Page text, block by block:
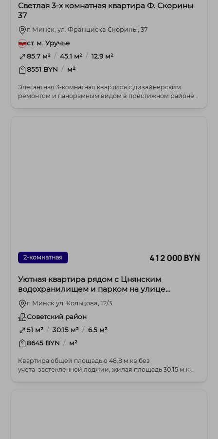
Светлая 3-х комнатная квартира Ф. Скорины
37
г. Минск, ул. Франциска Скорины, 37
ст. м. Уручье
85.7 м² / 45.1 м² / 12.9 м²
8551 BYN / м²
Элегантная 3-комнатная квартира с дизайнерским
ремонтом и панорамным видом в престижном районе
2-комнатная 412 000 BYN
Уютная квартира рядом с Цнянским
водохранилищем и парком на улице
Кольцова
г. Минск ул. Кольцова, 12/3
Советский район
51 м² / 30.15 м² / 6.5 м²
8645 BYN / м²
Квартира общей площадью 48.8 м.кв без
учета застекленной лоджии, жилая площадь 30.15 м.к...